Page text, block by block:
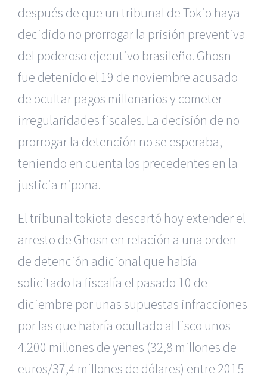
después de que un tribunal de Tokio haya
decidido no prorrogar la prisión preventiva
del poderoso ejecutivo brasileño. Ghosn
fue detenido el 19 de noviembre acusado
de ocultar pagos millonarios y cometer
irregularidades fiscales. La decisión de no
prorrogar la detención no se esperaba,
teniendo en cuenta los precedentes en la
justicia nipona.
El tribunal tokiota descartó hoy extender el
arresto de Ghosn en relación a una orden
de detención adicional que había
solicitado la fiscalía el pasado 10 de
diciembre por unas supuestas infracciones
por las que habría ocultado al fisco unos
4.200 millones de yenes (32,8 millones de
euros/37,4 millones de dólares) entre 2015